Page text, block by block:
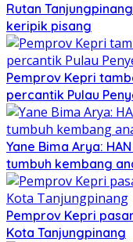
Rutan
keripik pisang
Pemprov Kepri
percantik Pulau
Yane Bima Arya:
tumbuh kembang
Pemprov Kepri
Kota Tanjungpinang